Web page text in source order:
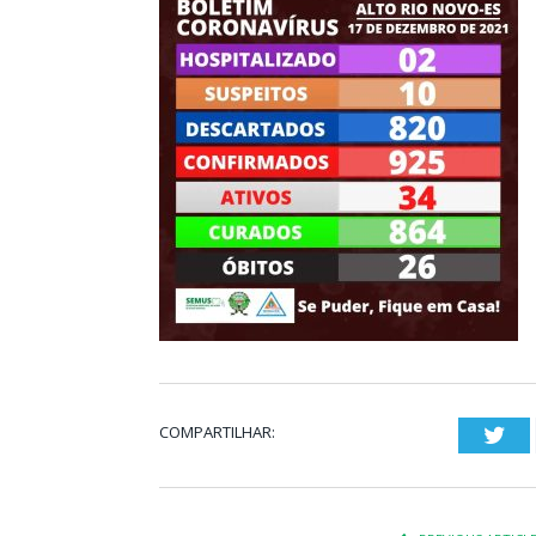
COMPARTILHAR: